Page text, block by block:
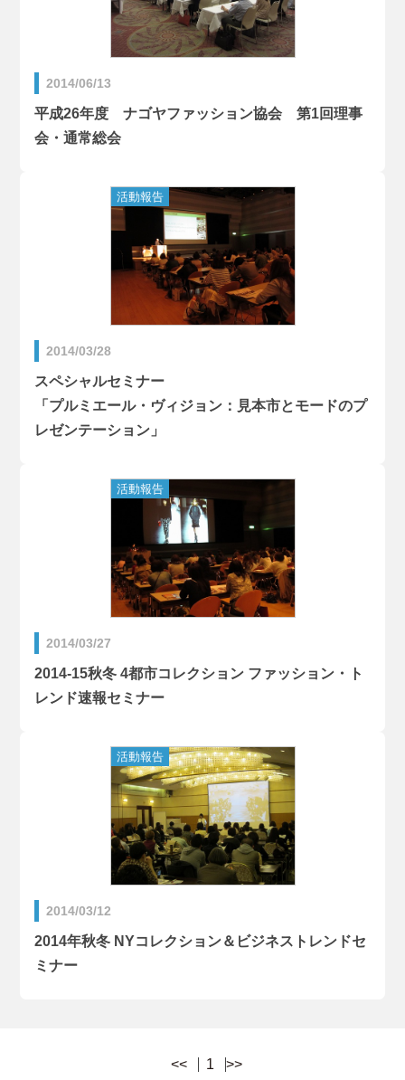
2014/06/13
平成26年度 ナゴヤファッション協会 第1回理事
会・通常総会
2014/03/28
スペシャルセミナー
「プルミエール・ヴィジョン：見本市とモードのプ
レゼンテーション」
2014/03/27
2014-15秋冬 4都市コレクション ファッション・ト
レンド速報セミナー
2014/03/12
2014年秋冬 NYコレクション＆ビジネストレンドセ
ミナー
<< 1 >>